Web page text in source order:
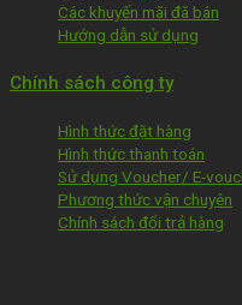
Các khuyến mãi đã bán
Hướng dẫn sử dụng
Chính sách công ty
Hình thức đặt hàng
Hình thức thanh toán
Sử dụng Voucher/ E-
Phương thức vận chuyên
Chính sách đổi trả hàng